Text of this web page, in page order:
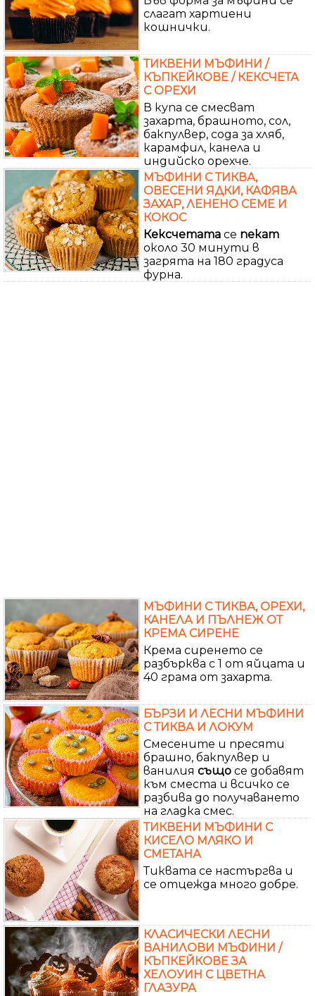
слагат хартиени
кошнички.
ТИКВЕНИ МЪФИНИ /
КЪПКЕЙКОВЕ / КЕКСЧЕТА
С ОРЕХИ
В купа се смесват
захарта, брашното, сол,
бакпулвер, сода за хляб,
карамфил, канела и
индийско орехче.
МЪФИНИ С ТИКВА,
ОВЕСЕНИ ЯДКИ, КАФЯВА
ЗАХАР, ЛЕНЕНО СЕМЕ И
КОКОС
Кексчетата се пекат
около 30 минути в
загрята на 180 градуса
фурна.
МЪФИНИ С ТИКВА, ОРЕХИ,
КАНЕЛА И ПЪЛНЕЖ ОТ
КРЕМА СИРЕНЕ
Крема сиренето се
разбърква с 1 от яйцата и
40 грама от захарта.
БЪРЗИ И ЛЕСНИ МЪФИНИ
С ТИКВА И ЛОКУМ
Смесените и пресяти
брашно, бакпулвер и
ванилия също се добавят
към сместа и всичко се
разбива до получаването
на гладка смес.
ТИКВЕНИ МЪФИНИ С
КИСЕЛО МЛЯКО И
СМЕТАНА
Тиквата се настъргва и
се отцежда много добре.
КЛАСИЧЕСКИ ЛЕСНИ
ВАНИЛОВИ МЪФИНИ /
КЪПКЕЙКОВЕ ЗА
ХЕЛОУИН С ЦВЕТНА
ГЛАЗУРА